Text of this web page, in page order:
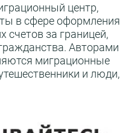
центр,
в сфере оформления
счетов за границей,
Авторами
миграционные
и люди,